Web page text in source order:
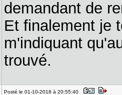
demandant de
Et finalement je
m'indiquant
trouvé.
Posté le 01-10-2018 à 20:55:40